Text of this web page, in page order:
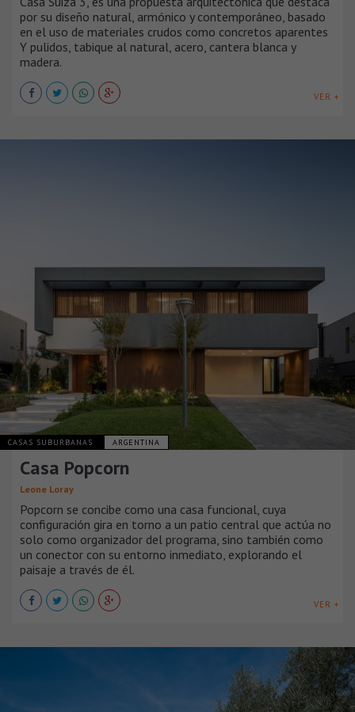
por su diseño natural, armónico y contemporáneo, basado
en el uso de materiales crudos como concretos aparentes
Y pulidos, tabique al natural, acero, cantera blanca y
madera.
VER +
CASAS SUBURBANAS ARGENTINA
Casa Popcorn
Leone Loray
Popcorn se concibe como una casa funcional, cuya
configuración gira en torno a un patio central que actúa no
solo como organizador del programa, sino también como
un conector con su entorno inmediato, explorando el
paisaje a través de él.
VER +